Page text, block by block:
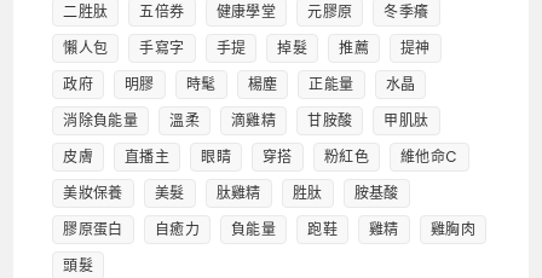
二胜肽
五倍券 健康學堂 元膠原
冬季癢
懶人包
手寫字 手提 掉髮 推薦
提神
政府
明膠 時髦 楊塵 正能量
水晶
消除負能量
溫柔 滴雞精 甘胺酸
甲肌肽
皮膚
直播主 眼睛 穿搭 粉紅色
維他命C
美妝保養
美髮 肽雞精 胜肽
胺基酸
膠原蛋白
自癒力 負能量 跑鞋 雞精
雞胸肉
頭髮